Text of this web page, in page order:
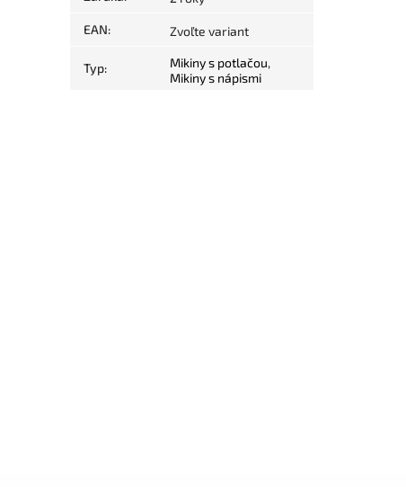
EAN: Zvoľte variant
Typ: Mikiny s potlačou,
Mikiny s nápismi